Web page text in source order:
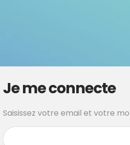
Je me connecte
Saisissez votre email et votre